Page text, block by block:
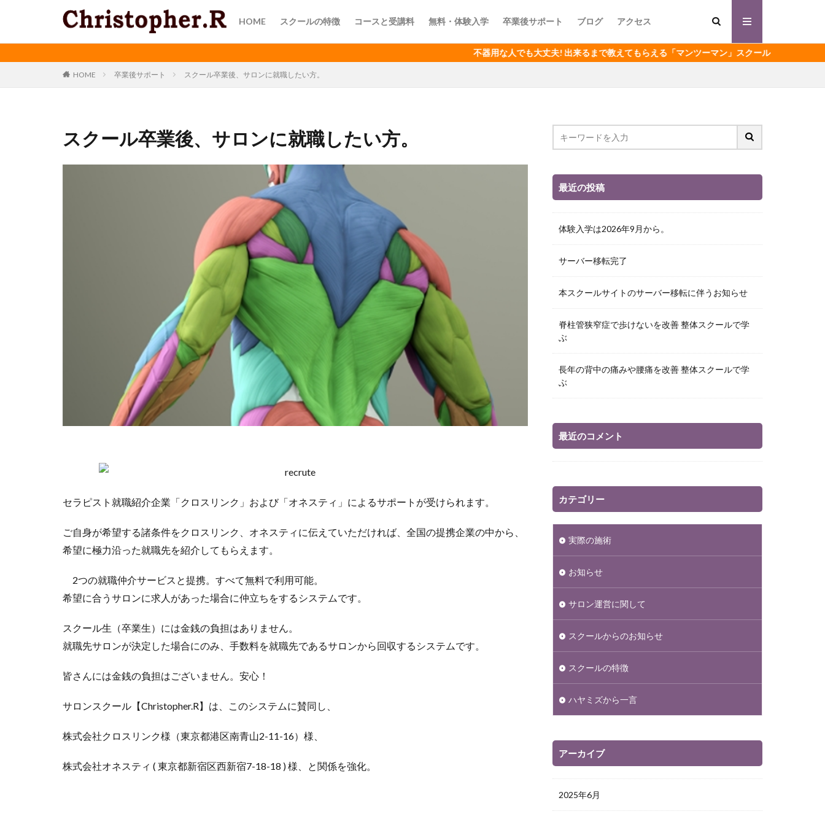
HOME スクールの特徴 コースと受講料 無料・体験入学 卒業後サポート ブログ アクセス
不器用な人でも大丈夫! 出来るまで教えてもらえる「マンツーマン」スクール
HOME 卒業後サポート スクール卒業後、サロンに就職したい方。
スクール卒業後、サロンに就職したい方。
セラピスト就職紹介企業「クロスリンク」および「オネスティ」によるサポートが受けられます。
ご自身が希望する諸条件をクロスリンク、オネスティに伝えていただければ、全国の提携企業の中から、
希望に極力沿った就職先を紹介してもらえます。
2つの就職仲介サービスと提携。すべて無料で利用可能。
希望に合うサロンに求人があった場合に仲立ちをするシステムです。
スクール生（卒業生）には金銭の負担はありません。
就職先サロンが決定した場合にのみ、手数料を就職先であるサロンから回収するシステムです。
皆さんには金銭の負担はございません。安心！
サロンスクール【Christopher.R】は、このシステムに賛同し、
株式会社クロスリンク様（東京都港区南青山2-11-16）様、
株式会社オネスティ ( 東京都新宿区西新宿7-18-18 ) 様、と関係を強化。
最近の投稿
体験入学は2026年9月から。
サーバー移転完了
本スクールサイトのサーバー移転に伴うお知らせ
脊柱管狭窄症で歩けないを改善 整体スクールで学
ぶ
長年の背中の痛みや腰痛を改善 整体スクールで学
ぶ
最近のコメント
カテゴリー
実際の施術
お知らせ
サロン運営に関して
スクールからのお知らせ
スクールの特徴
ハヤミズから一言
アーカイブ
2025年6月